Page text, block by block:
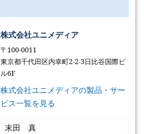
株式会社ユニメディア
〒100-0011
東京都千代田区内幸町2-2-3日比谷国際ビ
ル6F
株式会社ユニメディアの製品・サー
ビス一覧を見る
末田 真